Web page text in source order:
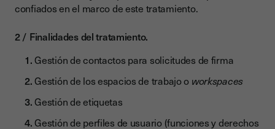
confiados en el marco de este tratamiento.
Finalidades del tratamiento.
Gestión de contactos para solicitudes de firma
Gestión de los espacios de trabajo o workspaces
Gestión de etiquetas
Gestión de perfiles de usuario (funciones y derechos